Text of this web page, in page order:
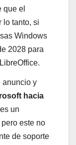
que el
lo tanto, si
Windows
2028 para
anuncio y
hacia
un
este no
de soporte